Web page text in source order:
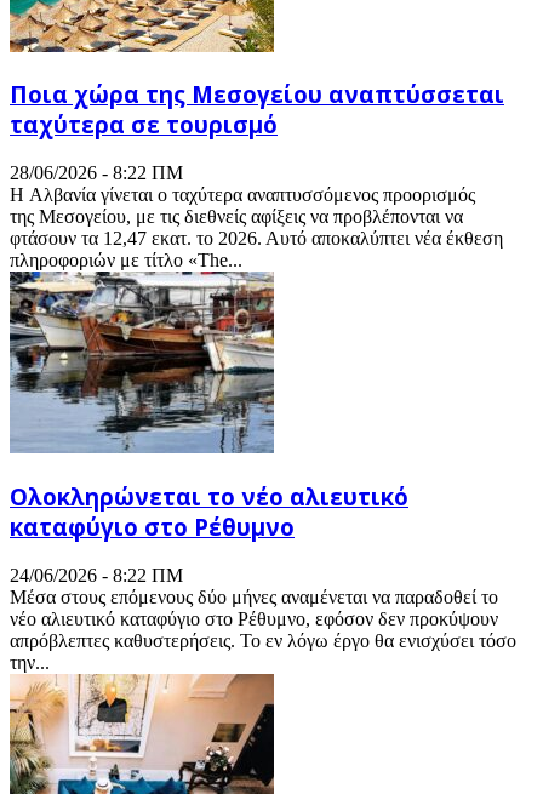
Ποια χώρα της Μεσογείου αναπτύσσεται
ταχύτερα σε τουρισμό
28/06/2026 - 8:22 ΠΜ
Η Αλβανία γίνεται ο ταχύτερα αναπτυσσόμενος προορισμός
της Μεσογείου, με τις διεθνείς αφίξεις να προβλέπονται να
φτάσουν τα 12,47 εκατ. το 2026. Αυτό αποκαλύπτει νέα έκθεση
πληροφοριών με τίτλο «The...
Ολοκληρώνεται το νέο αλιευτικό
καταφύγιο στο Ρέθυμνο
24/06/2026 - 8:22 ΠΜ
Μέσα στους επόμενους δύο μήνες αναμένεται να παραδοθεί το
νέο αλιευτικό καταφύγιο στο Ρέθυμνο, εφόσον δεν προκύψουν
απρόβλεπτες καθυστερήσεις. Το εν λόγω έργο θα ενισχύσει τόσο
την...